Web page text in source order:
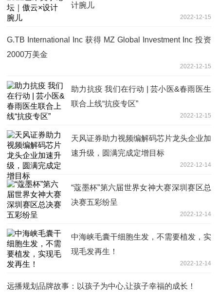
计腕儿
2022-12-15
G.TB International Inc 获得 MZ Global Investment Inc 投资
2000万美金
2022-12-15
助力抗疫 我们在行动 | 芸小医&春雨医生
联合上线“抗疫专区”
2022-12-15
天风证券助力视频编解码芯片龙头企业加
速升级，圆满完成定增目标
2022-12-14
“蔻墨杯”第六届世界女神大赛深圳赛区总
决赛五彩纷呈
2022-12-14
中海峡毛囊干细胞生发，不需要植发，实
现毛发再生！
2022-12-14
远播规划品牌故事：以孩子为中心,让孩子幸福的成长！